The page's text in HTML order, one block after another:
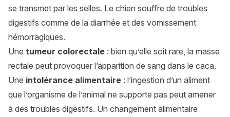
se transmet par les selles. Le chien souffre de troubles
digestifs comme de la diarrhée et des vomissement
hémorragiques.
Une tumeur colorectale : bien qu’elle soit rare, la masse
rectale peut provoquer l’apparition de sang dans le caca.
Une intolérance alimentaire : l’ingestion d’un aliment
que l’organisme de l’animal ne supporte pas peut amener
à des troubles digestifs. Un changement alimentaire